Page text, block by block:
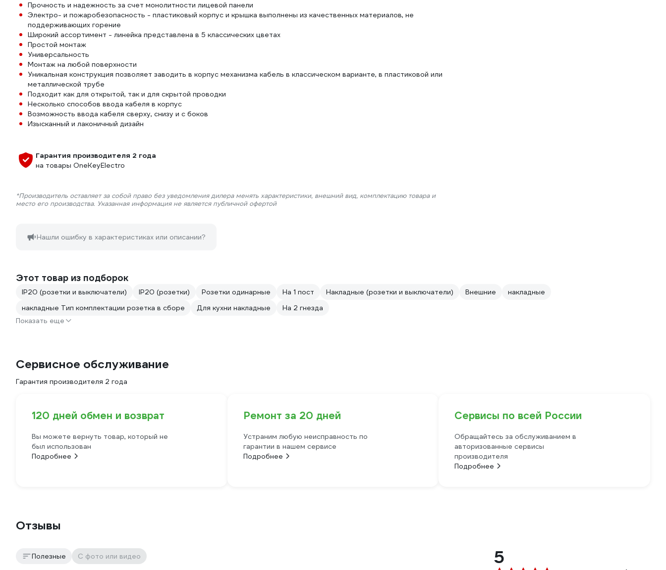
Прочность и надежность за счет монолитности лицевой панели
Электро- и пожаробезопасность - пластиковый корпус и крышка выполнены из качественных материалов, не
поддерживающих горение
Широкий ассортимент - линейка представлена в 5 классических цветах
Простой монтаж
Универсальность
Монтаж на любой поверхности
Уникальная конструкция позволяет заводить в корпус механизма кабель в классическом варианте, в пластиковой или
металлической трубе
Подходит как для открытой, так и для скрытой проводки
Несколько способов ввода кабеля в корпус
Возможность ввода кабеля сверху, снизу и с боков
Изысканный и лаконичный дизайн
Гарантия производителя 2 года
на товары OneKeyElectro
*Производитель оставляет за собой право без уведомления дилера менять характеристики, внешний вид, комплектацию товара и
место его производства. Указанная информация не является публичной офертой
Нашли ошибку в характеристиках или описании?
Этот товар из подборок
IP20 (розетки и выключатели) IP20 (розетки) Розетки одинарные На 1 пост Накладные (розетки и выключатели) Внешние
накладные
накладные Тип комплектации розетка в сборе
Для кухни накладные
На 2 гнезда
Показать еще
Сервисное обслуживание
Гарантия производителя 2 года
120 дней обмен и возврат
Вы можете вернуть товар, который не
был использован
Подробнее
Ремонт за 20 дней
Устраним любую неисправность по
гарантии в нашем сервисе
Подробнее
Сервисы по всей России
Обращайтесь за обслуживанием в
авторизованные сервисы
производителя
Подробнее
Отзывы
5
Полезные С фото или видео